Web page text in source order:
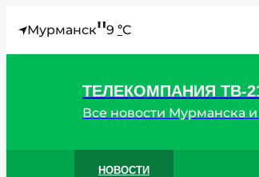
Мурманск"9 °C
ТЕЛЕКОМПАНИЯ ТВ-
Все новости Мурманска
НОВОСТИ